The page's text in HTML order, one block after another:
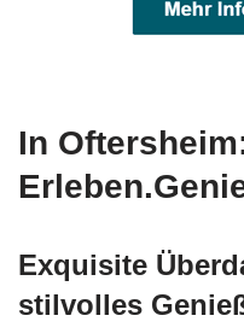
In
Exquisite
stilvolles